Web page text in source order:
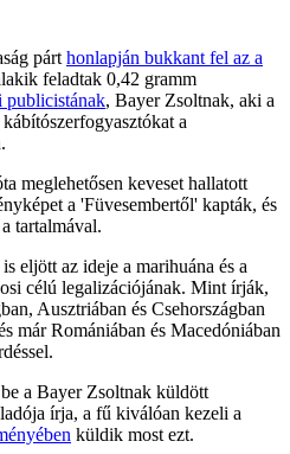
párt honlapján bukkant fel az a
feladtak 0,42 gramm
publicistának, Bayer Zsoltnak, aki a
a
meglehetősen keveset hallatott
a 'Füvesembertől' kapták, és
tartalmával.
eljött az ideje a marihuána és a
célú legalizációjának. Mint írják,
Ausztriában és Csehországban
már Romániában és Macedóniában
a Bayer Zsoltnak küldött
írja, a fű kiválóan kezeli a
küldik most ezt.